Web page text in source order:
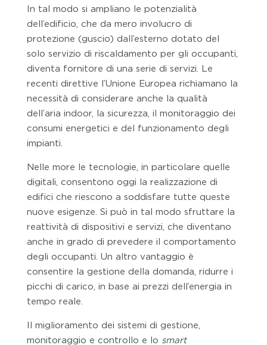
In tal modo si ampliano le potenzialità
dell’edificio, che da mero involucro di
protezione (guscio) dall’esterno dotato del
solo servizio di riscaldamento per gli occupanti,
diventa fornitore di una serie di servizi. Le
recenti direttive l’Unione Europea richiamano la
necessità di considerare anche la qualità
dell’aria indoor, la sicurezza, il monitoraggio dei
consumi energetici e del funzionamento degli
impianti.
Nelle more le tecnologie, in particolare quelle
digitali, consentono oggi la realizzazione di
edifici che riescono a soddisfare tutte queste
nuove esigenze. Si può in tal modo sfruttare la
reattività di dispositivi e servizi, che diventano
anche in grado di prevedere il comportamento
degli occupanti. Un altro vantaggio è
consentire la gestione della domanda, ridurre i
picchi di carico, in base ai prezzi dell’energia in
tempo reale.
Il miglioramento dei sistemi di gestione,
monitoraggio e controllo e lo smart